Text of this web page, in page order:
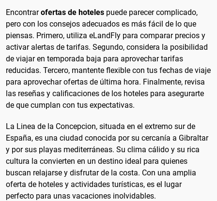
Encontrarofertas de hoteles puede parecer complicado,
pero con los consejos adecuados es más fácil de lo que
piensas. Primero, utiliza eLandFly para comparar precios y
activar alertas de tarifas. Segundo, considera la posibilidad
de viajar en temporada baja para aprovechar tarifas
reducidas. Tercero, mantente flexible con tus fechas de viaje
para aprovechar ofertas de última hora. Finalmente, revisa
las reseñas y calificaciones de los hoteles para asegurarte
de que cumplan con tus expectativas.
La Linea de la Concepcion, situada en el extremo sur de
España, es una ciudad conocida por su cercanía a Gibraltar
y por sus playas mediterráneas. Su clima cálido y su rica
cultura la convierten en un destino ideal para quienes
buscan relajarse y disfrutar de la costa. Con una amplia
oferta de hoteles y actividades turísticas, es el lugar
perfecto para unas vacaciones inolvidables.